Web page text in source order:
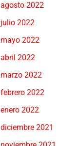
agosto 2022
julio 2022
mayo 2022
abril 2022
marzo 2022
febrero 2022
enero 2022
diciembre 2021